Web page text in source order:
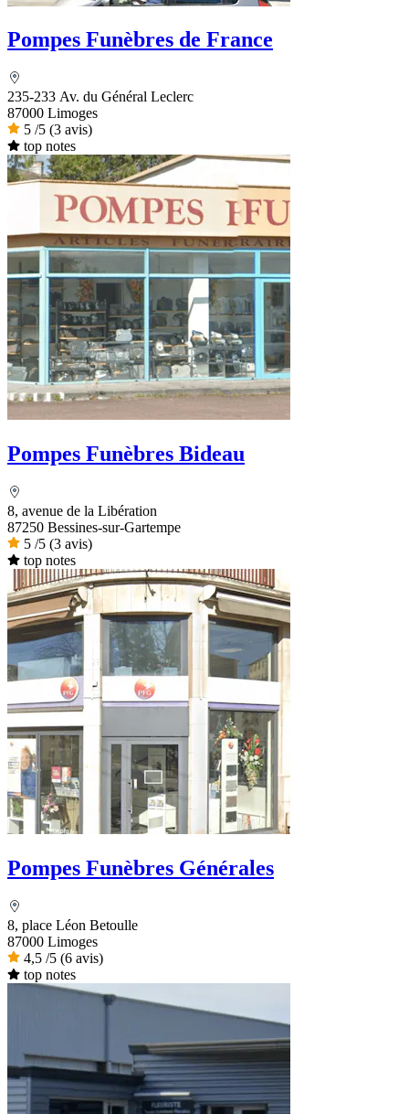
Pompes Funèbres de France
235-233 Av. du Général Leclerc
87000 Limoges
5 /5 (3 avis)
top notes
Pompes Funèbres Bideau
8, avenue de la Libération
87250 Bessines-sur-Gartempe
5 /5 (3 avis)
top notes
Pompes Funèbres Générales
8, place Léon Betoulle
87000 Limoges
4,5 /5 (6 avis)
top notes